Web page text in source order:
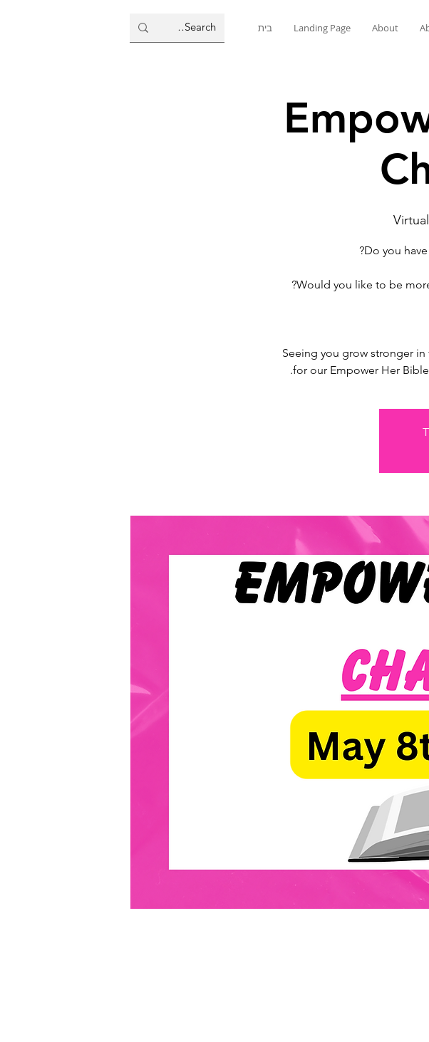
בית Landing Page About
Seeing you grow stronger
for our Empower Her